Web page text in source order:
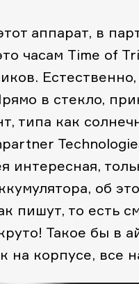
аппарат, в
часам Time of
в стекло,
типа как
интересная,
об
пишут, то есть
Такое бы в
на корпусе, все